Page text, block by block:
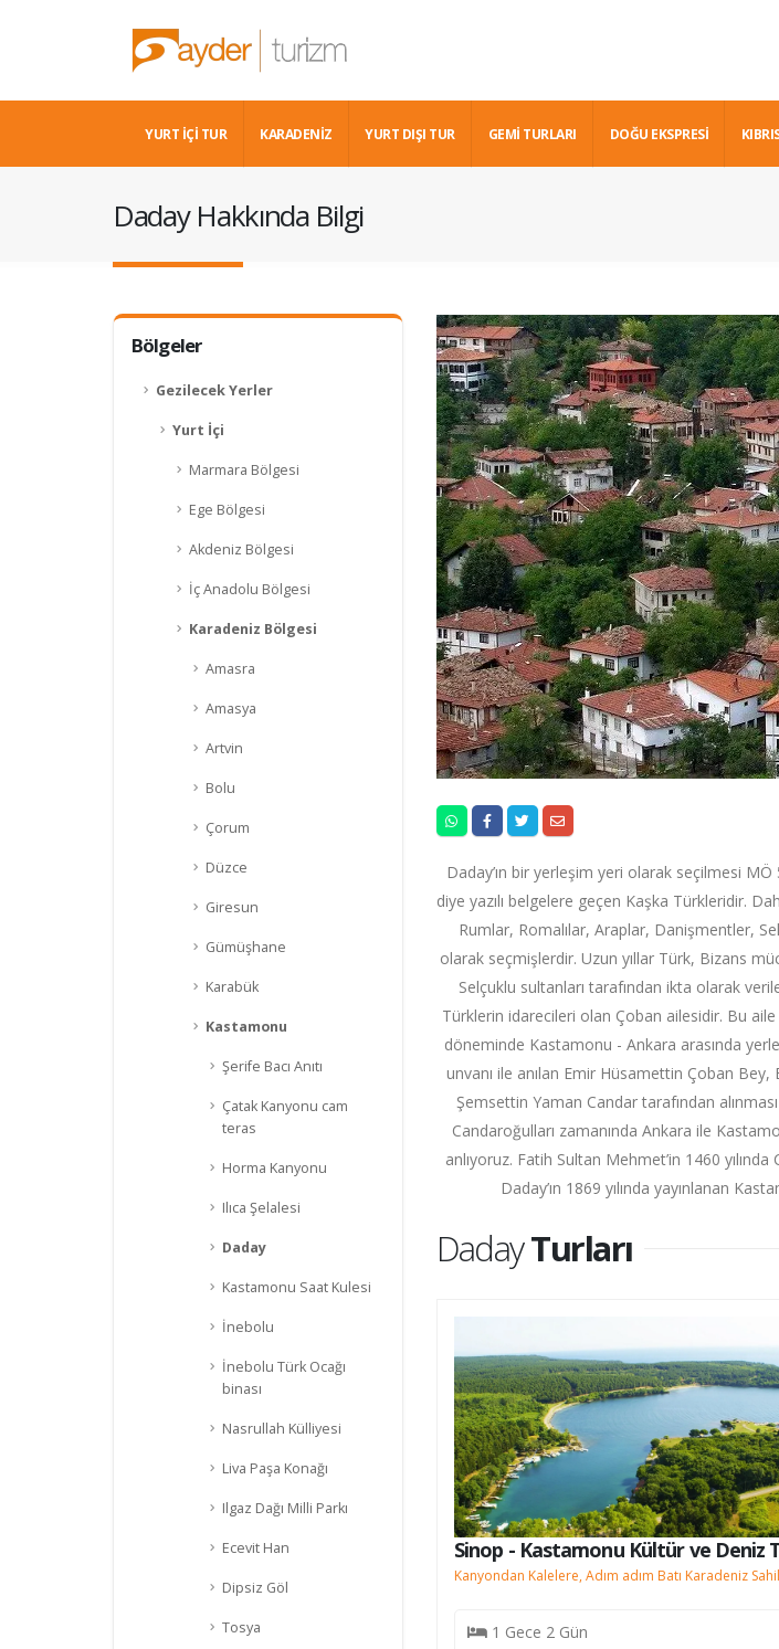
YURT İÇİ TUR KARADENIZ YURT DIŞI TUR GEMİ TURLARI DOĞU EKSPRESİ
Daday Hakkında Bilgi
Bölgeler
Gezilecek Yerler
Yurt İçi
Marmara Bölgesi
Ege Bölgesi
Akdeniz Bölgesi
İç Anadolu Bölgesi
Karadeniz Bölgesi
Amasra
Amasya
Artvin
Bolu
Çorum
Düzce
Giresun
Gümüşhane
Karabük
Kastamonu
Şerife Bacı Anıtı
Çatak Kanyonu cam
teras
Horma Kanyonu
Ilıca Şelalesi
Daday
Kastamonu Saat Kulesi
İnebolu
İnebolu Türk Ocağı
binası
Nasrullah Külliyesi
Liva Paşa Konağı
Ilgaz Dağı Milli Parkı
Ecevit Han
Dipsiz Göl
Tosya
Daday’ın bir yerleşim yeri olarak seçilmesi
diye yazılı belgelere geçen Kaşka Türkleridir.
Rumlar, Romalılar, Araplar, Danişmentler,
olarak seçmişlerdir. Uzun yıllar Türk, Bizans
Selçuklu sultanları tarafından ikta olarak
Türklerin idarecileri olan Çoban ailesidir. Bu
döneminde Kastamonu - Ankara arasında
unvanı ile anılan Emir Hüsamettin Çoban
Şemsettin Yaman Candar tarafından
Candaroğulları zamanında Ankara ile
anlıyoruz. Fatih Sultan Mehmet’in 1460
Daday’ın 1869 yılında yayınlanan
DadayTurları
- Kastamonu Kültür ve Deniz Turu Sinop - Kastamonu Kültür ve Deniz
Kanyondan Kalelere, Adım adım Batı Karadeniz
1 Gece 2 Gün